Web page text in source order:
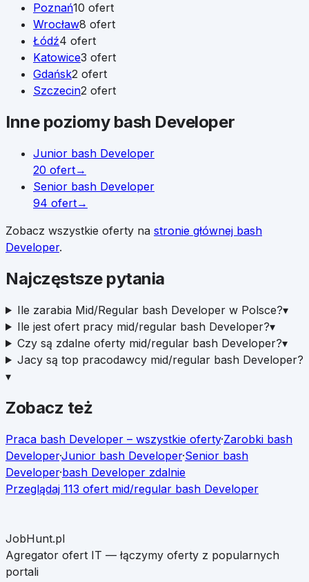
Poznań10 ofert
Wrocław8 ofert
Łódź4 ofert
Katowice3 ofert
Gdańsk2 ofert
Szczecin2 ofert
Inne poziomy bash Developer
Junior bash Developer
20 ofert→
Senior bash Developer
94 ofert→
Zobacz wszystkie oferty na stronie głównej bash
Developer.
Najczęstsze pytania
Ile zarabia Mid/Regular bash Developer w Polsce?▾
Ile jest ofert pracy mid/regular bash Developer?▾
Czy są zdalne oferty mid/regular bash Developer?▾
Jacy są top pracodawcy mid/regular bash Developer?
▾
Zobacz też
Praca bash Developer – wszystkie oferty·Zarobki bash
Developer·Junior bash Developer·Senior bash
Developer·bash Developer zdalnie
Przeglądaj 113 ofert mid/regular bash Developer
JobHunt.pl
Agregator ofert IT — łączymy oferty z popularnych
portali